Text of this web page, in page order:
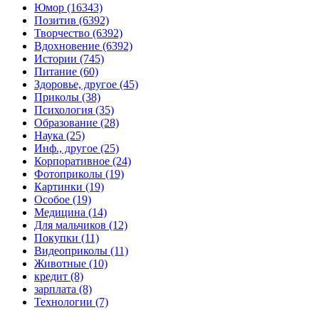
Юмор (16343)
Позитив (6392)
Творчество (6392)
Вдохновение (6392)
Истории (745)
Питание (60)
Здоровье, другое (45)
Приколы (38)
Психология (35)
Образование (28)
Наука (25)
Инф., другое (25)
Корпоративное (24)
Фотоприколы (19)
Картинки (19)
Особое (19)
Медицина (14)
Для мальчиков (12)
Покупки (11)
Видеоприколы (11)
Животные (10)
кредит (8)
зарплата (8)
Технологии (7)